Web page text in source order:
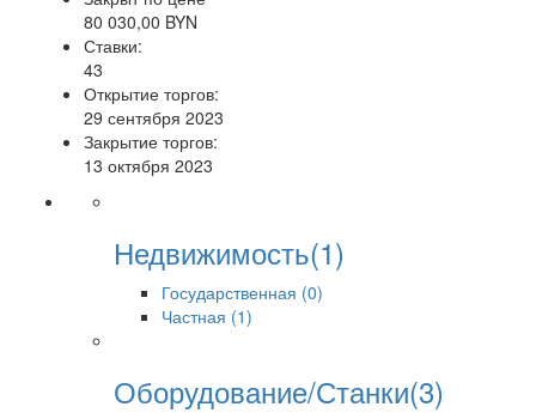
80 030,00 BYN
Ставки:
43
Открытие торгов:
29 сентября 2023
Закрытие торгов:
13 октября 2023
Недвижимость(1)
Государственная (0)
Частная (1)
Оборудование/Станки(3)